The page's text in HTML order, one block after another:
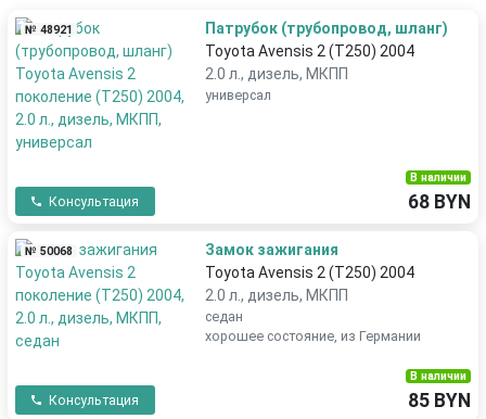
№ 48921
Патрубок (трубопровод, шланг)
Toyota Avensis 2 (T250) 2004
2.0 л., дизель, МКПП
универсал
Консультация
В наличии
68 BYN
№ 50068
Замок зажигания
Toyota Avensis 2 (T250) 2004
2.0 л., дизель, МКПП
седан
хорошее состояние, из Германии
Консультация
В наличии
85 BYN